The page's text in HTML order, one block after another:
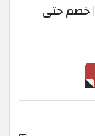
كوبون خصم هوست جيتور 2026 | خصم حتى